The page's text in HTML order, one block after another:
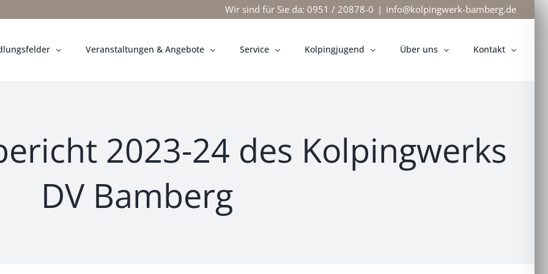
Wir sind für Sie da: 0951 / 20878-0 | info@kolpingwerk-bamberg.de
Veranstaltungen & Angebote Service Kolpingjugend Über uns Kontakt
2023-24 des Kolpingwerks
DV Bamberg